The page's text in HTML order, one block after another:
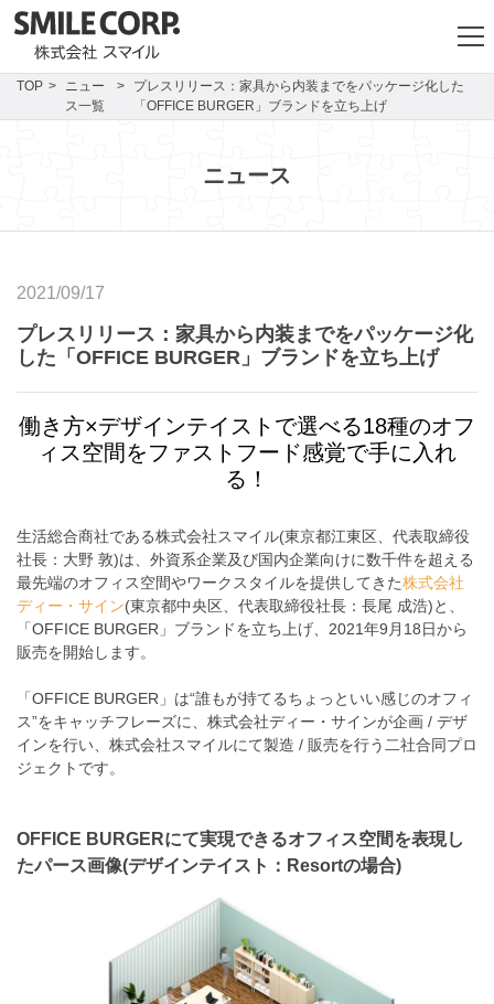
TOP
ニュー
ス一覧
プレスリリース：家具から内装までをパッケージ化した
「OFFICE BURGER」ブランドを立ち上げ
ニュース
2021/09/17
プレスリリース：家具から内装までをパッケージ化
した「OFFICE BURGER」ブランドを立ち上げ
働き方×デザインテイストで選べる18種のオフ
ィス空間をファストフード感覚で手に入れ
る！
生活総合商社である株式会社スマイル(東京都江東区、代表取締役
社長：大野 敦)は、外資系企業及び国内企業向けに数千件を超える
最先端のオフィス空間やワークスタイルを提供してきた株式会社
ディー・サイン(東京都中央区、代表取締役社長：長尾 成浩)と、
「OFFICE BURGER」ブランドを立ち上げ、2021年9月18日から
販売を開始します。
「OFFICE BURGER」は“誰もが持てるちょっといい感じのオフィ
ス”をキャッチフレーズに、株式会社ディー・サインが企画 / デザ
インを行い、株式会社スマイルにて製造 / 販売を行う二社合同プロ
ジェクトです。
OFFICE BURGERにて実現できるオフィス空間を表現し
たパース画像(デザインテイスト：Resortの場合)